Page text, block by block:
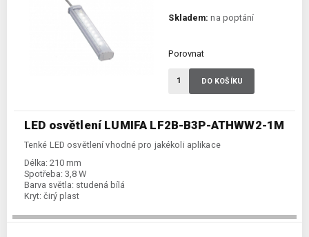
LED osvětlení LUMIFA LF2B-B3P-ATHWW2-1M
Tenké LED osvětlení vhodné pro jakékoli aplikace
Délka: 210 mm
Spotřeba: 3,8 W
Barva světla: studená bílá
Kryt: čirý plast
Skladem: na poptání
Porovnat
DO KOŠÍKU